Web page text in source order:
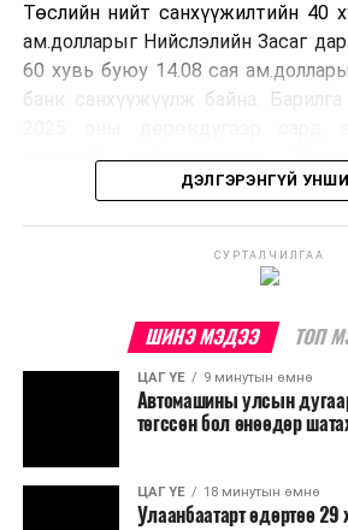
Төслийн нийт санхүүжилтийн 40
ам.долларыг Нийслэлийн Засаг
60 хувь буюу 14.08 сая
банк санхүүжүүлж байна.
ерөнхий гүйцэтгэгчээр
металлурги групп корпораци"
нэгжийн Ерөнхий инженер
агуулах, захиргаа, аж ахуйн
бэлтгэлийн барилга,
механик цех зэрэг үндсэн
ажлууд 60-аас дээш хувийн
Мөн нийт 75 нэр төрлийн үндсэн
төхөөрөмжийг талбайд бүрэн
ажлыг үргэлжлүүлж байгаа
ДЭЛГЭРЭНГҮЙ
СУРТАЛЧИЛГАА
ШИНЭ МЭДЭЭ ТОП
ЦАГ ҮЕ 9 минутын өмнө
Автомашины улсын
төгссөн бол өнөөдөр
ЦАГ ҮЕ 18 минутын өмнө
Улаанбаатарт өдөртөө 29